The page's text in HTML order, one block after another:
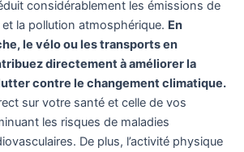
considérablement les émissions de
la pollution atmosphérique. En
le vélo ou les transports en
directement à améliorer la
lutter contre le changement climatique.
sur votre santé et celle de vos
les risques de maladies
De plus, l’activité physique